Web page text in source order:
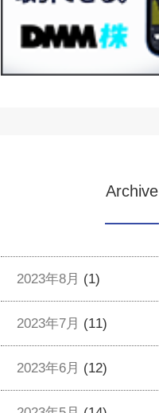
Archive
2023年8月 (1)
2023年7月 (11)
2023年6月 (12)